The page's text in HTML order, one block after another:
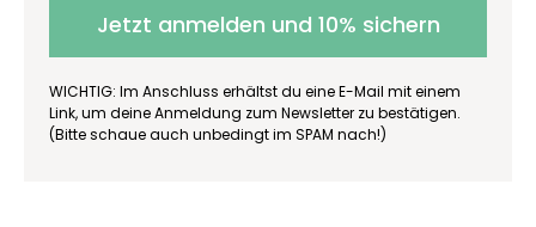
Jetzt anmelden und 10% sichern
WICHTIG: Im Anschluss erhältst du eine E-Mail mit einem
Link, um deine Anmeldung zum Newsletter zu bestätigen.
(Bitte schaue auch unbedingt im SPAM nach!)